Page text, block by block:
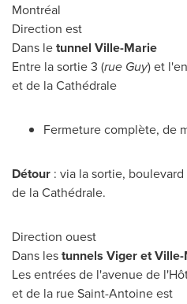
Montréal
Direction est
Dans letunnel Ville-Marie
Entre la sortie 3 (rue Guy) et
et de la Cathédrale
Fermeture complète, de
Détour : via la sortie,
de la Cathédrale.
Direction ouest
Dans lestunnels Viger et
Les entrées de l'avenue de
et de la rueSaint-Antoineest